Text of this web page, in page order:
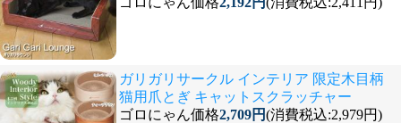
ガリガリサークル インテリア 限定木目柄
猫用爪とぎ キャットスクラッチャー
ゴロにゃん価格2,709円(消費税込:2,979円)